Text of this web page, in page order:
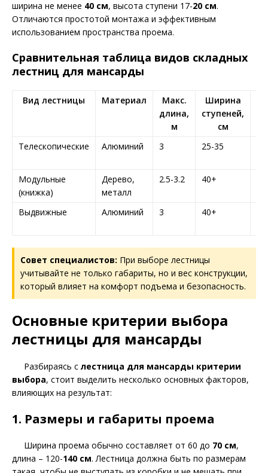
ширина не менее 40 см, высота ступени 17-20 см.
Отличаются простотой монтажа и эффективным
использованием пространства проема.
Сравнительная таблица видов складных
лестниц для мансарды
Вид лестницы Материал
Макс.
длина,
м
Ширина
ступеней,
см
Телескопические Алюминий 3 25-35
Модульные
(книжка)
Дерево,
металл
2.5-3.2 40+
Выдвижные Алюминий 3 40+
Совет специалистов: При выборе лестницы
учитывайте не только габариты, но и вес конструкции,
который влияет на комфорт подъема и безопасность.
Основные критерии выбора
лестницы для мансарды
Разбираясь с лестница для мансарды критерии
выбора, стоит выделить несколько основных факторов,
влияющих на результат:
1. Размеры и габариты проема
Ширина проема обычно составляет от 60 до 70 см,
длина – 120-140 см. Лестница должна быть по размерам